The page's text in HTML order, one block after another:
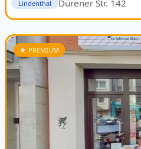
Lindenthal
Dürener Str. 142
★ PREMIUM